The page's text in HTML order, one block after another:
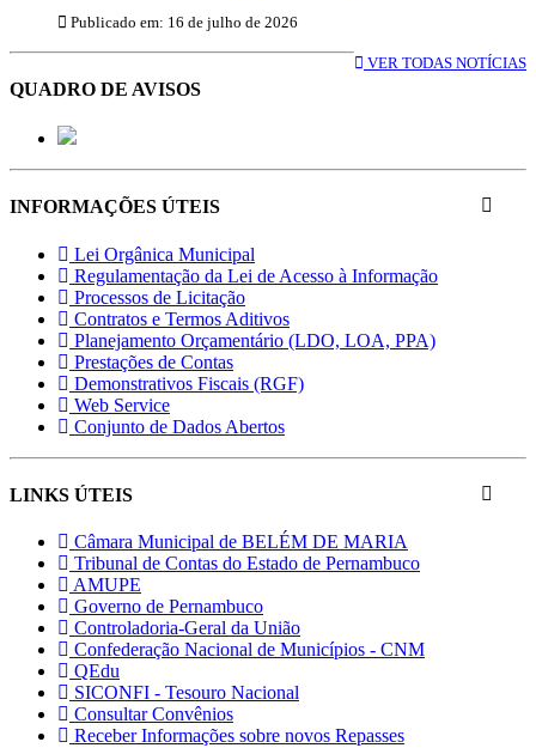
Publicado em: 16 de julho de 2026
VER TODAS NOTÍCIAS
QUADRO DE AVISOS
INFORMAÇÕES ÚTEIS
Lei Orgânica Municipal
Regulamentação da Lei de Acesso à Informação
Processos de Licitação
Contratos e Termos Aditivos
Planejamento Orçamentário (LDO, LOA, PPA)
Prestações de Contas
Demonstrativos Fiscais (RGF)
Web Service
Conjunto de Dados Abertos
LINKS ÚTEIS
Câmara Municipal de BELÉM DE MARIA
Tribunal de Contas do Estado de Pernambuco
AMUPE
Governo de Pernambuco
Controladoria-Geral da União
Confederação Nacional de Municípios - CNM
QEdu
SICONFI - Tesouro Nacional
Consultar Convênios
Receber Informações sobre novos Repasses